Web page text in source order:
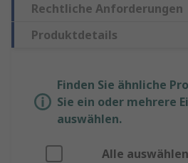
Rechtliche Anforderungen
Produktdetails
Finden Sie ähnliche
Sie ein oder mehrere
auswählen.
Alle auswählen